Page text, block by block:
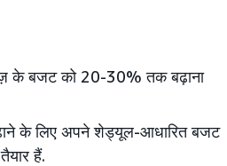
के बजट को 20-30% तक बढ़ाना
के लिए अपने शेड्यूल-आधारित बजट
हैं.